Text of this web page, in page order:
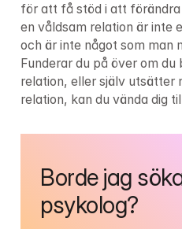
för att få stöd i att
en våldsam relation är inte
och är inte något som man
Funderar du på över om
relation, eller själv utsätter
relation, kan du vända dig
Borde jag
psykolog?